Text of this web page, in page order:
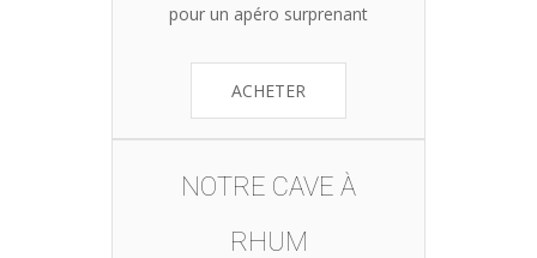
pour un apéro surprenant
ACHETER
NOTRE CAVE À
RHUM